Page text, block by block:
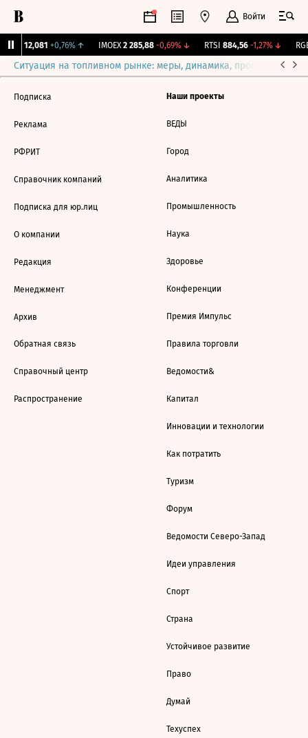
Войти
12,081 +0,76%↑ IMOEX 2 285,88 -0,69%↓ RTSI 884,56 -1,27%↓
Ситуация на топливном рынке: меры, динамика, прогнозы
Подписка
Реклама
РФРИТ
Справочник компаний
Подписка для юр.лиц
О компании
Редакция
Менеджмент
Архив
Обратная связь
Справочный центр
Распространение
Наши проекты
ВЕДЫ
Город
Аналитика
Промышленность
Наука
Здоровье
Конференции
Премия Импульс
Правила торговли
Ведомости&
Капитал
Инновации и технологии
Как потратить
Туризм
Форум
Ведомости Северо-Запад
Идеи управления
Спорт
Страна
Устойчивое развитие
Право
Думай
Техуспех